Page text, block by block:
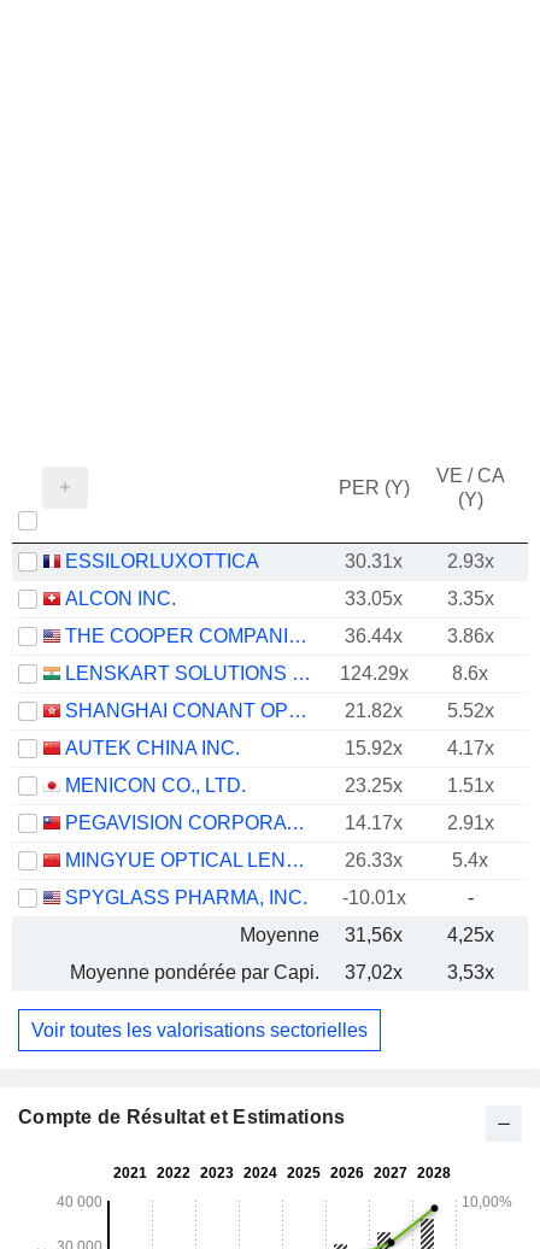
PER (Y)
VE / CA
(Y)
ESSILORLUXOTTICA 30.31x 2.93x
ALCON INC.
33.05x 3.35x
THE COOPER COMPANIES, INC.
36.44x 3.86x
LENSKART SOLUTIONS LIMITED
124.29x 8.6x
SHANGHAI CONANT OPTICAL CO., LTD.
21.82x 5.52x
AUTEK CHINA INC.
15.92x
4.17x
MENICON CO., LTD.
23.25x
1.51x
PEGAVISION CORPORATION
14.17x
2.91x
MINGYUE OPTICAL LENS CO.,LTD.
26.33x 5.4x
SPYGLASS PHARMA, INC.
-10.01x
-
Moyenne
31,56x 4,25x
Moyenne pondérée par Capi.
37,02x 3,53x
Voir toutes les valorisations sectorielles
Compte de Résultat et Estimations